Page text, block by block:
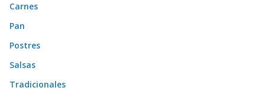
Carnes
Pan
Postres
Salsas
Tradicionales